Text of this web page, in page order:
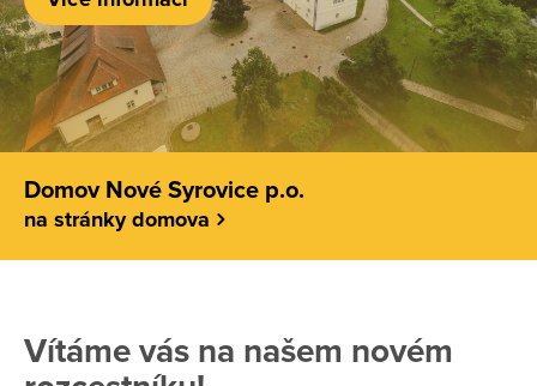
Domov Nové Syrovice p.o.
na stránky domova
Vítáme vás na našem novém